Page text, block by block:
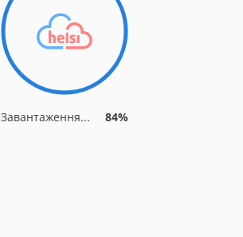
Завантаження... 84%